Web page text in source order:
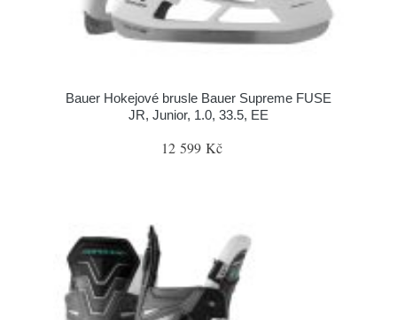
Bauer Hokejové brusle Bauer Supreme FUSE
JR, Junior, 1.0, 33.5, EE
12 599 Kč